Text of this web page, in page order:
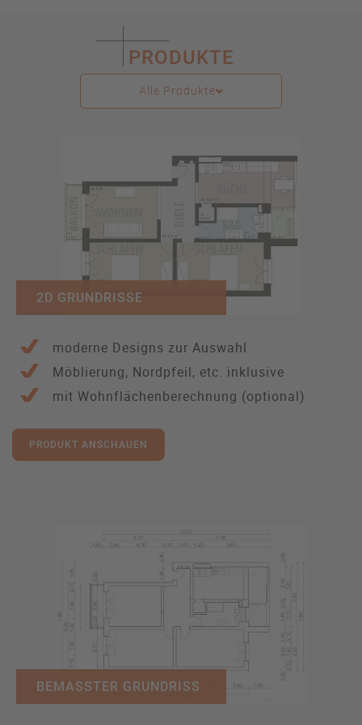
PRODUKTE
Alle Produkte
2D GRUNDRISSE
moderne Designs zur Auswahl
Möblierung, Nordpfeil, etc. inklusive
mit Wohnflächenberechnung (optional)
PRODUKT ANSCHAUEN
BEMASSTER GRUNDRISS